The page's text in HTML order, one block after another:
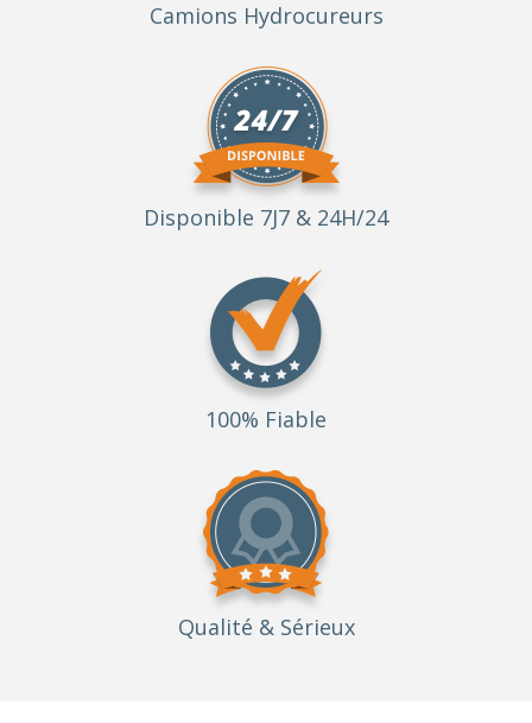
Camions Hydrocureurs
Disponible 7J7 & 24H/24
100% Fiable
Qualité & Sérieux